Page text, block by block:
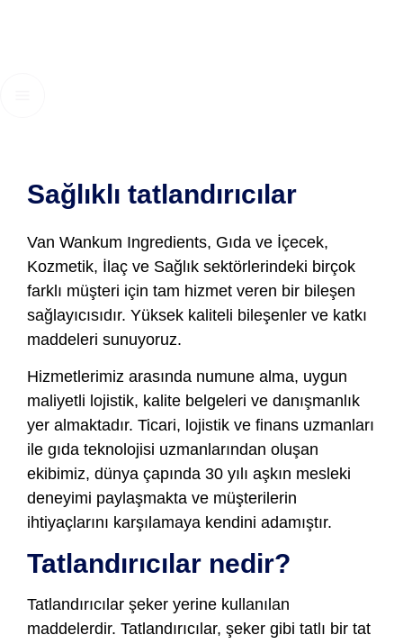
Sağlıklı tatlandırıcılar
Van Wankum Ingredients, Gıda ve İçecek,
Kozmetik, İlaç ve Sağlık sektörlerindeki birçok
farklı müşteri için tam hizmet veren bir bileşen
sağlayıcısıdır. Yüksek kaliteli bileşenler ve katkı
maddeleri sunuyoruz.
Hizmetlerimiz arasında numune alma, uygun
maliyetli lojistik, kalite belgeleri ve danışmanlık
yer almaktadır. Ticari, lojistik ve finans uzmanları
ile gıda teknolojisi uzmanlarından oluşan
ekibimiz, dünya çapında 30 yılı aşkın mesleki
deneyimi paylaşmakta ve müşterilerin
ihtiyaçlarını karşılamaya kendini adamıştır.
Tatlandırıcılar nedir?
Tatlandırıcılar şeker yerine kullanılan
maddelerdir. Tatlandırıcılar, şeker gibi tatlı bir tat